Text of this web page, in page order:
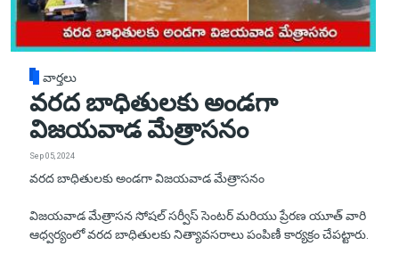
వార్తలు
వరద బాధితులకు అండగా
విజయవాడ మేత్రాసనం
Sep 05, 2024
వరద బాధితులకు అండగా విజయవాడ మేత్రాసనం
విజయవాడ మేత్రాసన సోషల్ సర్వీస్ సెంటర్ మరియు ప్రేరణ యూత్ వారి
ఆధ్వర్యంలో వరద బాధితులకు నిత్యావసరాలు పంపిణీ కార్యక్రం చేపట్టారు.